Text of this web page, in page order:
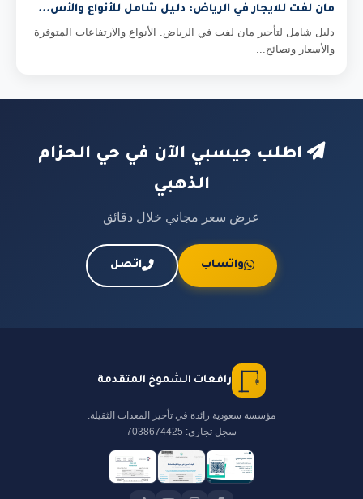
مان لفت للايجار في الرياض: دليل شامل للأنواع والأس...
دليل شامل لتأجير مان لفت في الرياض. الأنواع والارتفاعات المتوفرة
والأسعار ونصائح...
اطلب جيسبي الآن في حي الحزام
الذهبي
عرض سعر مجاني خلال دقائق
واتساب اتصل
رافعات الشموخ المتقدمة
مؤسسة سعودية رائدة في تأجير المعدات الثقيلة.
سجل تجاري: 7038674425